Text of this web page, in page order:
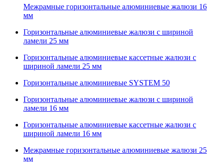
Межрамные горизонтальные алюминиевые жалюзи 16
мм
Горизонтальные алюминиевые жалюзи с шириной
ламели 25 мм
Горизонтальные алюминиевые кассетные жалюзи с
шириной ламели 25 мм
Горизонтальные алюминиевые SYSTEM 50
Горизонтальные алюминиевые жалюзи с шириной
ламели 16 мм
Горизонтальные алюминиевые кассетные жалюзи с
шириной ламели 16 мм
Межрамные горизонтальные алюминиевые жалюзи 25
мм